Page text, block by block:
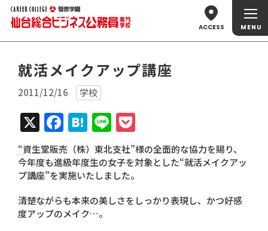
ACCESS
就活メイクアップ講座
2011/12/16 学校
X Facebook
Hatena
Line
“資生堂販売（株）東北支社”様の全面的な協力を賜り、
今年度も進級年度生の女子を対象とした“就活メイクアッ
プ講座”を実施いたしました。
清楚ながらも本来の美しさをしっかり表現し、かつ好感
度アップのメイク…。